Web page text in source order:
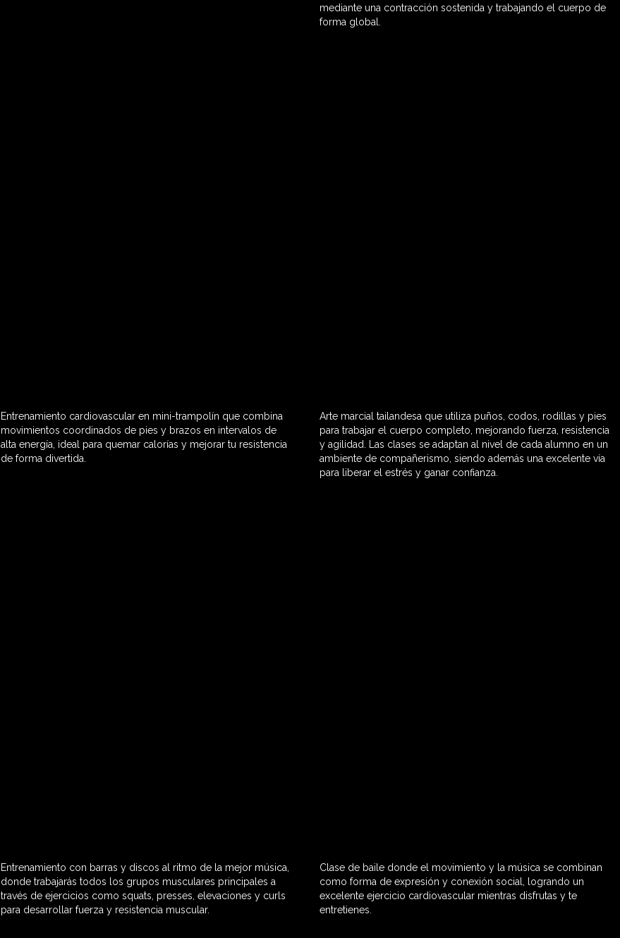
mediante una contracción sostenida y trabajando el cuerpo de
forma global.
 60 MIN
Entrenamiento cardiovascular en mini-trampolín que combina
movimientos coordinados de pies y brazos en intervalos de
alta energía, ideal para quemar calorías y mejorar tu resistencia
de forma divertida.
 60 MIN
Arte marcial tailandesa que utiliza puños, codos, rodillas y pies
para trabajar el cuerpo completo, mejorando fuerza, resistencia
y agilidad. Las clases se adaptan al nivel de cada alumno en un
ambiente de compañerismo, siendo además una excelente vía
para liberar el estrés y ganar confianza.
 60 MIN
Entrenamiento con barras y discos al ritmo de la mejor música,
donde trabajarás todos los grupos musculares principales a
través de ejercicios como squats, presses, elevaciones y curls
para desarrollar fuerza y resistencia muscular.
 60 MIN
Clase de baile donde el movimiento y la música se combinan
como forma de expresión y conexión social, logrando un
excelente ejercicio cardiovascular mientras disfrutas y te
entretienes.